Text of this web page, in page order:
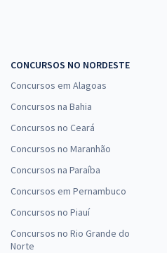
CONCURSOS NO NORDESTE
Concursos em Alagoas
Concursos na Bahia
Concursos no Ceará
Concursos no Maranhão
Concursos na Paraíba
Concursos em Pernambuco
Concursos no Piauí
Concursos no Rio Grande do
Norte